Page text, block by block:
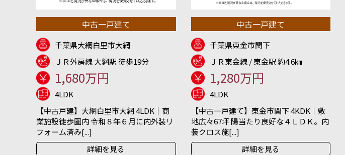
中古一戸建て
千葉県大網白里市大網
ＪＲ外房線 大網駅 徒歩19分
1,680万円
4LDK
【中古戸建】大網白里市大網 4LDK｜商
業施設徒歩圏内 令和８年６月に内外装リ
フォーム済み[...]
詳細を見る
中古一戸建て
千葉県東金市関下
ＪＲ東金線 / 東金駅 約4.6㎞
1,280万円
4LDK
【中古一戸建て】東金市関下 4KDK｜敷
地広々67坪 陽当たり良好な４ＬＤＫ。内
装クロス施[...]
詳細を見る